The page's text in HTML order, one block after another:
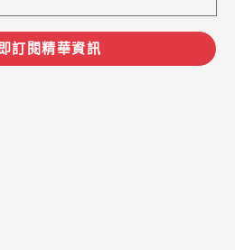
訂閱精華資訊